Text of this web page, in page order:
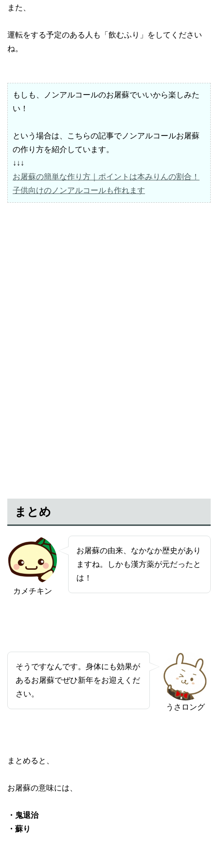
また、
運転をする予定のある人も「飲むふり」をしてください
ね。
もしも、ノンアルコールのお屠蘇でいいから楽しみた
い！
という場合は、こちらの記事でノンアルコールお屠蘇
の作り方を紹介しています。
↓↓↓
お屠蘇の簡単な作り方｜ポイントは本みりんの割合！
子供向けのノンアルコールも作れます
まとめ
カメチキン
お屠蘇の由来、なかなか歴史があり
ますね。しかも漢方薬が元だったと
は！
うさロング
そうですなんです。身体にも効果が
あるお屠蘇でぜひ新年をお迎えくだ
さい。
まとめると、
お屠蘇の意味には、
・鬼退治
・蘇り